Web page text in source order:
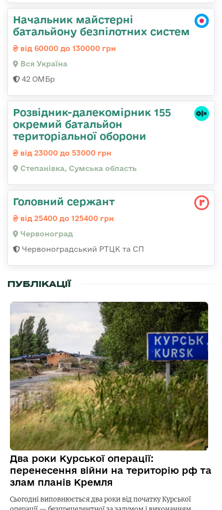
Начальник майстерні
батальйону безпілотних систем
від 60000 до 130000 грн
Вся Україна
42 ОМБр
Розвідник-далекомірник 155
окремий батальйон
територіальної оборони
від 23000 до 53000 грн
Степанівка, Сумська область
Головний сержант
від 25400 до 125400 грн
Червоноград
Червоноградський РТЦК та СП
ПУБЛІКАЦІЇ
Два роки Курської операції:
перенесення війни на територію рф та
злам планів Кремля
Сьогодні виповнюється два роки від початку Курської